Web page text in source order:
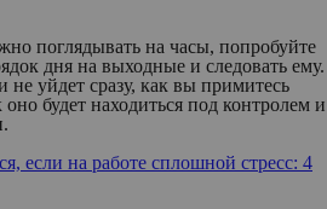
поглядывать на часы, попробуйте
дня на выходные и следовать ему.
не уйдет сразу, как вы примитесь
будет находиться под контролем и
если на работе сплошной стресс: 4